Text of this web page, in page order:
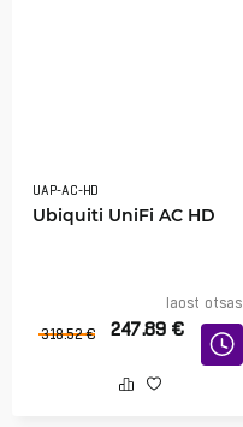
UAP-AC-HD
Ubiquiti UniFi AC HD
laost otsas
318.52 € 247.89 €